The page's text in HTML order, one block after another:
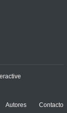
Autores Contacto